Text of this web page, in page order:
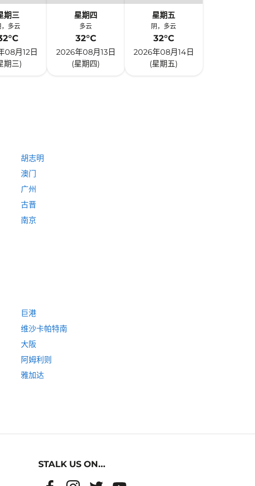
期三
，多云
08月12日
期三)
星期四
多云
32°C
2026年08月13日
(星期四)
星期五
阴，多云
32°C
2026年08月14日
(星期五)
胡志明
澳门
广州
古晋
南京
巨港
维沙卡帕特南
大阪
阿姆利则
雅加达
STALK US ON...